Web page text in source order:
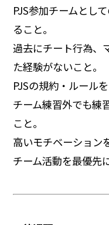
PJS参加チームとし
ること。
過去にチート行為、
た経験がないこと。
PJSの規約・ルール
チーム練習外でも練
こと。
高いモチベーション
チーム活動を最優先